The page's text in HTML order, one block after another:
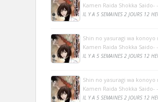
Kamen Raida Shokka Saido-
IL Y A 5 SEMAINES 2 JOURS 12
Shin no yasuragi wa konoyo
Kamen Raida Shokka Saido-
IL Y A 5 SEMAINES 2 JOURS 12
Shin no yasuragi wa konoyo
Kamen Raida Shokka Saido-
IL Y A 5 SEMAINES 2 JOURS 12